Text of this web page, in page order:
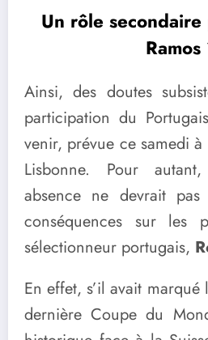
Un rôle
Ramos
Ainsi, des doutes
participation du
venir, prévue ce samedi à
Lisbonne. Pour
absence ne devrait
conséquences sur les
sélectionneur portugais,
En effet, s’il avait
dernière Coupe du